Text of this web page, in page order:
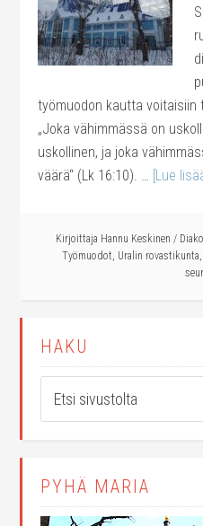
työmuodon kautta voitaisiin
„Joka vähimmässä on
uskollinen, ja joka
väärä“ (Lk 16:10). … [Lue
Kirjoittaja Hannu Keskinen /
Työmuodot, Uralin rovastikunta,
HAKU
PYHÄ MARIA